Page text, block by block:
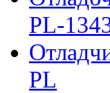
PL-
PL